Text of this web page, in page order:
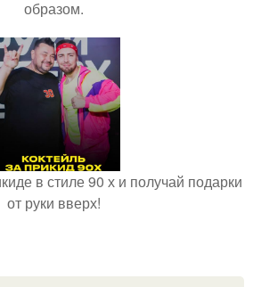
образом.
в стиле 90 х и получай подарки
от руки вверх!